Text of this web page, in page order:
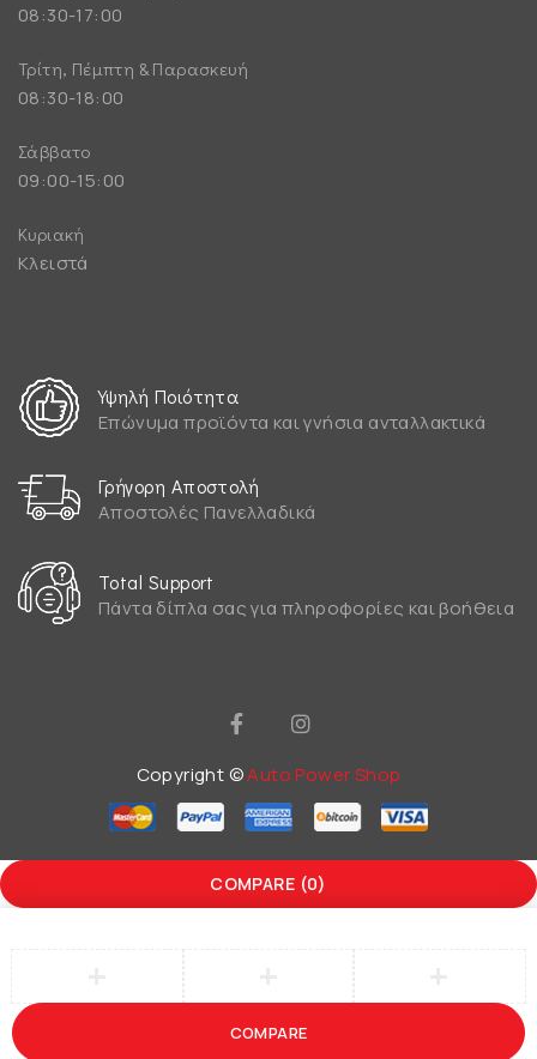
08:30-17:00
Τρίτη, Πέμπτη & Παρασκευή
08:30-18:00
Σάββατο
09:00-15:00
Κυριακή
Κλειστά
Υψηλή Ποιότητα
Επώνυμα προϊόντα και γνήσια ανταλλακτικά
Γρήγορη Αποστολή
Αποστολές Πανελλαδικά
Total Support
Πάντα δίπλα σας για πληροφορίες και βοήθεια
Copyright ©Auto Power Shop
COMPARE (0)
COMPARE